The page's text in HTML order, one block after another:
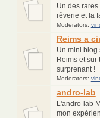
Un des
rêverie et la
Moderators:
Reims a
Un mini blog
Reims et sur
surprenant !
Moderators:
andro-lab
L'andro-lab
mon